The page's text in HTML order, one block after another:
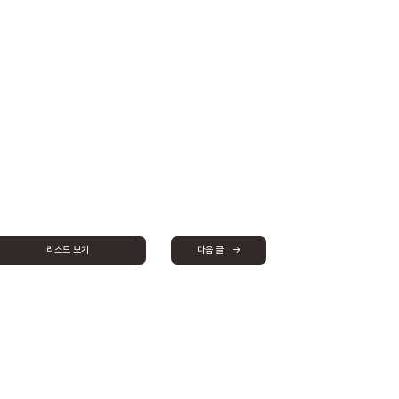
리스트 보기 다음 글 →